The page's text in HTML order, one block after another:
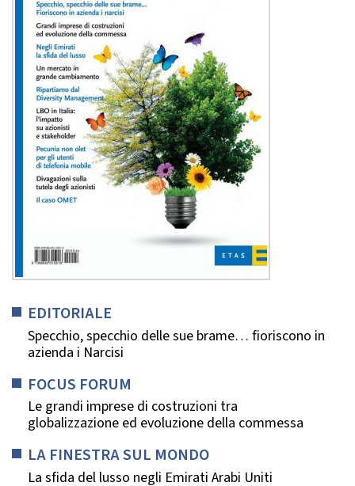
EDITORIALE
Specchio, specchio delle sue brame… fioriscono in
azienda i Narcisi
FOCUS FORUM
Le grandi imprese di costruzioni tra
globalizzazione ed evoluzione della commessa
LA FINESTRA SUL MONDO
La sfida del lusso negli Emirati Arabi Uniti